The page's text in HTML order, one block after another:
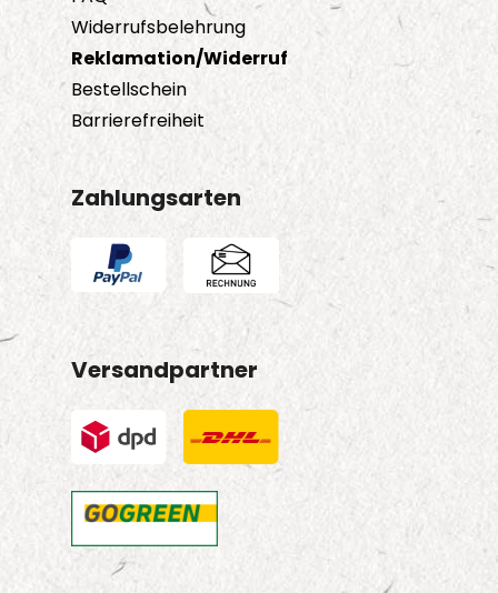
Widerrufsbelehrung
Reklamation/Widerruf
Bestellschein
Barrierefreiheit
Zahlungsarten
Versandpartner